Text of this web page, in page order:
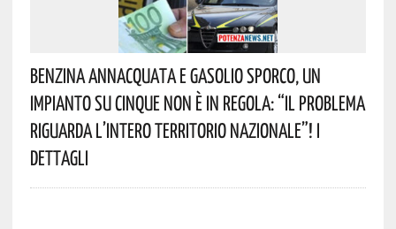
Benzina Annacquata E Gasolio Sporco, Un
Impianto Su Cinque Non È In Regola: “il Problema
Riguarda L’intero Territorio Nazionale”! I
Dettagli